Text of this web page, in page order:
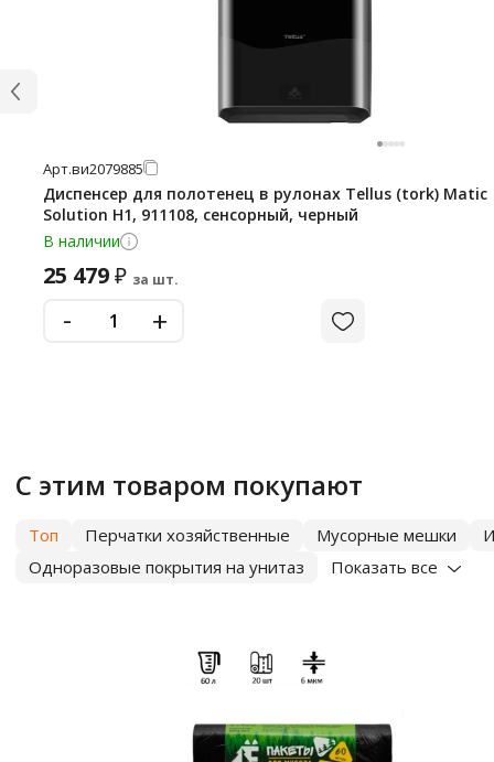
Арт.ви2079885
Диспенсер для полотенец в рулонах Tellus (tork) Matic
Solution H1, 911108, сенсорный, черный
В наличии
25 479₽ за шт.
- +
С этим товаром покупают
Топ Перчатки хозяйственные Мусорные мешки
Одноразовые покрытия на унитаз
Показать все